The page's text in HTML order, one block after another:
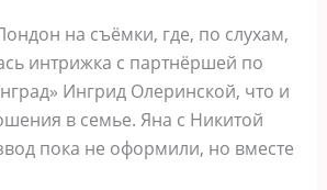
на съёмки, где, по слухам,
интрижка с партнёршей по
Ингрид Олеринской, что и
в семье. Яна с Никитой
пока не оформили, но вместе